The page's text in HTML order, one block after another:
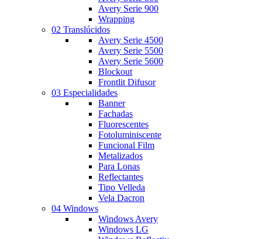
Avery Serie 900
Wrapping
02 Translúcidos
Avery Serie 4500
Avery Serie 5500
Avery Serie 5600
Blockout
Frontlit Difusor
03 Especialidades
Banner
Fachadas
Fluorescentes
Fotoluminiscente
Funcional Film
Metalizados
Para Lonas
Reflectantes
Tipo Velleda
Vela Dacron
04 Windows
Windows Avery
Windows LG